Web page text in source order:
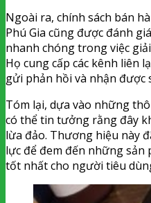
Ngoài ra, chính sách bán
Phú Gia cũng được đánh
nhanh chóng trong việc
Họ cung cấp các kênh liên
gửi phản hồi và nhận được
Tóm lại, dựa vào những
có thể tin tưởng rằng đây
lừa đảo. Thương hiệu này
lực để đem đến những sản
tốt nhất cho người tiêu